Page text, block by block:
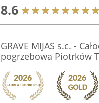
8.6
GRAVE MIJAS s.c. -
pogrzebowa Piotrków